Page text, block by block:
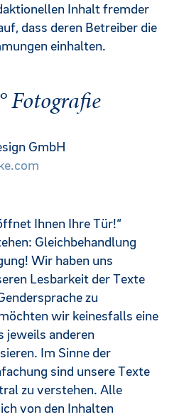
Inhalt fremder
dass deren Betreiber die
einhalten.
Fotografie
GmbH
Ihnen Ihre Tür!“
Gleichbehandlung
Wir haben uns
Lesbarkeit der Texte
zu
wir keinesfalls eine
jeweils anderen
Im Sinne der
sind unsere Texte
zu verstehen. Alle
von den Inhalten